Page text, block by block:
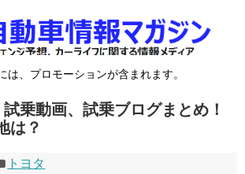
は、プロモーションが含まれます。
乗動画、試乗ブログまとめ！
は？
トヨタ